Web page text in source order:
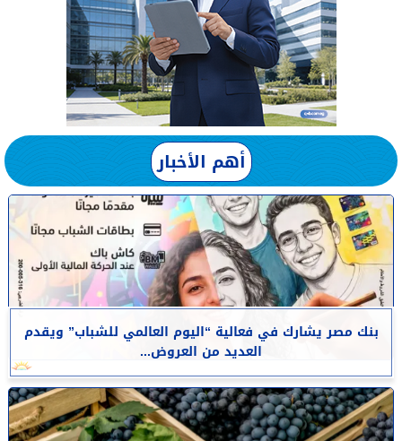
أهم الأخبار
بنك مصر يشارك في فعالية “اليوم العالمي للشباب” ويقدم
العديد من العروض...